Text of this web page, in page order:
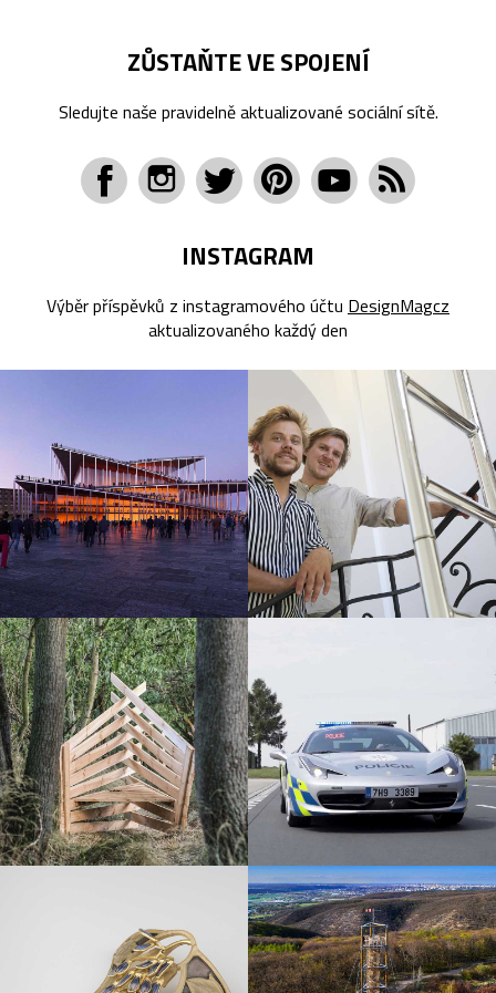
ZŮSTAŇTE VE SPOJENÍ
Sledujte naše pravidelně aktualizované sociální sítě.
INSTAGRAM
Výběr příspěvků z instagramového účtu DesignMagcz
aktualizovaného každý den